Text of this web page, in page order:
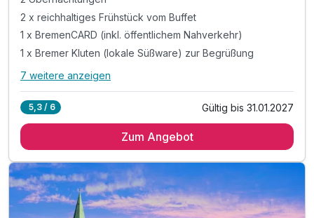
2 x reichhaltiges Frühstück vom Buffet
1 x BremenCARD (inkl. öffentlichem Nahverkehr)
1 x Bremer Kluten (lokale Süßware) zur Begrüßung
Alle Inklusivleistungen
2 x reichhaltiges Frühstück vom Buffet
1 x Bremer Kluten (lokale Süßware) zur Begrüßung
1 x Begrüßungsgetränk bei Anreise
1 x Stadtplan für alle Highlights der Stadt
7 weitere anzeigen
5,3 / 6 Gültig bis 31.01.2027
Zum Angebot